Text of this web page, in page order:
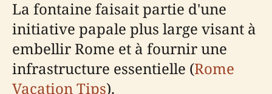
La fontaine faisait partie d'une
initiative papale plus large visant à
embellir Rome et à fournir une
infrastructure essentielle (Rome
Vacation Tips).